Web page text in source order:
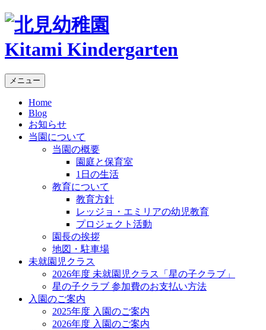
Kitami Kindergarten
メニュー
Home
Blog
お知らせ
当園について
当園の概要
園庭と保育室
1日の生活
教育について
教育方針
レッジョ・エミリアの幼児教育
プロジェクト活動
園長の挨拶
地図・駐車場
未就園児クラス
2026年度 未就園児クラス「星の子クラブ」
星の子クラブ 参加費のお支払い方法
入園のご案内
2025年度 入園のご案内
2026年度 入園のご案内